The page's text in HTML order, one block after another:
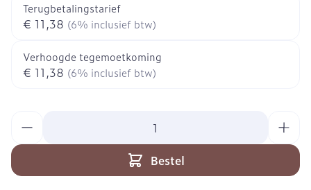
Terugbetalingstarief
€ 11,38 (6% inclusief btw)
Verhoogde tegemoetkoming
€ 11,38 (6% inclusief btw)
Bestel